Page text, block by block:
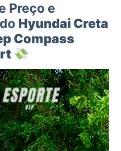
Preço e
Hyundai Creta
Compass